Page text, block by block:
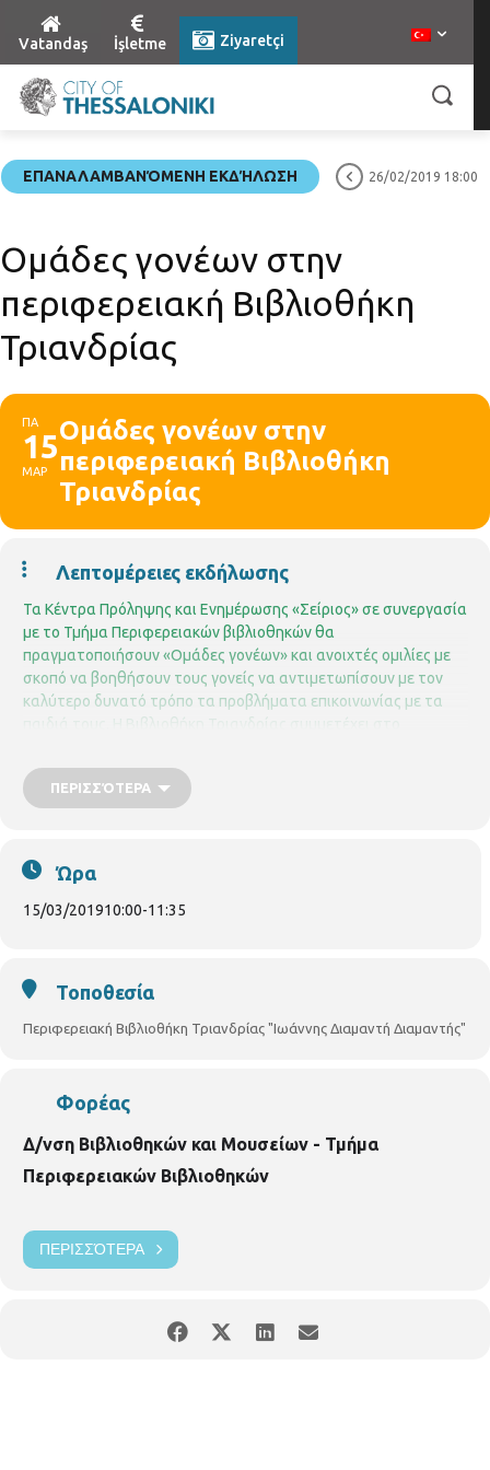
Vatandaş İşletme Ziyaretçi
ΕΠΑΝΑΛΑΜΒΑΝΌΜΕΝΗ ΕΚΔΉΛΩΣΗ 26/02/2019 18:00
Ομάδες γονέων στην
περιφερειακή Βιβλιοθήκη
Τριανδρίας
ΠΑ
15
ΜΑΡ
Ομάδες γονέων στην
περιφερειακή Βιβλιοθήκη
Τριανδρίας
Λεπτομέρειες εκδήλωσης
Τα Κέντρα Πρόληψης και Ενημέρωσης «Σείριος» σε συνεργασία
με το Τμήμα Περιφερειακών βιβλιοθηκών θα
πραγματοποιήσουν «Ομάδες γονέων» και ανοιχτές ομιλίες με
σκοπό να βοηθήσουν τους γονείς να αντιμετωπίσουν με τον
καλύτερο δυνατό τρόπο τα προβλήματα επικοινωνίας με τα
δωρεάν και απευθύνεται σε ενήλικες.
15.02.2019 και ώρα 10.00 με 11.30
2. 26.02.2019 και ώρα 18.00 με 19.30
συναισθήματα ως γέφυρες επικοινωνίας με τα παιδιά μας»
ΠΕΡΙΣΣΌΤΕΡΑ
Ώρα
15/03/201910:00-11:35
Τοποθεσία
Περιφερειακή Βιβλιοθήκη Τριανδρίας "Ιωάννης Διαμαντή Διαμαντής"
Φορέας
Δ/νση Βιβλιοθηκών και Μουσείων - Τμήμα
Περιφερειακών Βιβλιοθηκών
ΠΕΡΙΣΣΌΤΕΡΑ